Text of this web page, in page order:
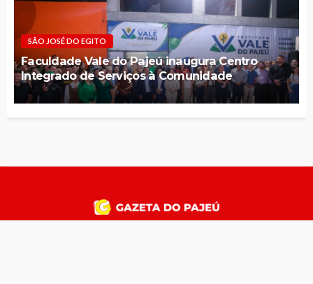
SÃO JOSÉ DO EGITO
Faculdade Vale do Pajeú inaugura Centro
Integrado de Serviços à Comunidade